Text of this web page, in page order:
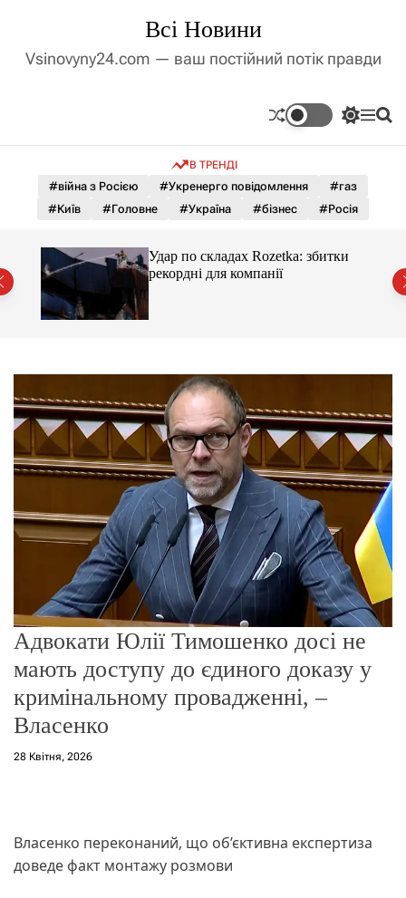
д
т
у
Всі Новини
Vsinovyny24.com — ваш постійний потік правди
П
м
к
к
о
р
е
ж
и
м
у
М П
В ТРЕНДІ
#війна з Росією #Укренерго повідомлення
#газ
#Київ
#Головне #Україна #бізнес #Росія
Удар по складах Rozetka: збитки
рекордні для компанії
Адвокати Юлії Тимошенко досі не
мають доступу до єдиного доказу у
кримінальному провадженні, –
Власенко
28 Квітня, 2026
Власенко переконаний, що об’єктивна експертиза
доведе факт монтажу розмови